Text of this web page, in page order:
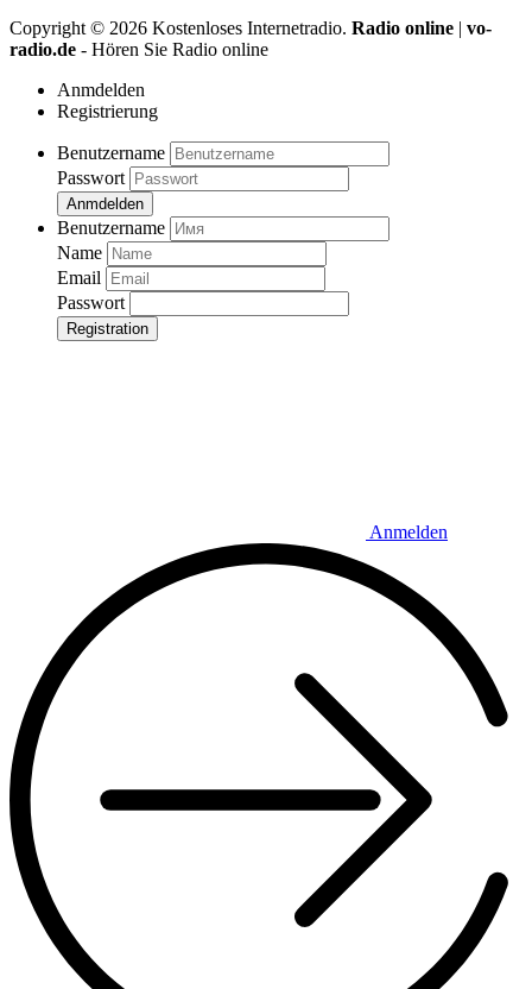
Copyright © 2026 Kostenloses Internetradio. Radio online | vo-
radio.de - Hören Sie Radio online
Anmdelden
Registrierung
Benutzername
Passwort
Anmdelden
Benutzername
Name
Email
Passwort
Registration
Anmelden